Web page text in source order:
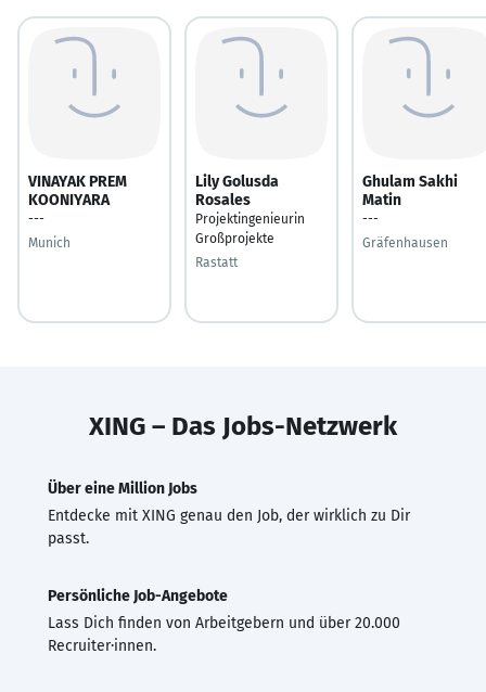
VINAYAK PREM
KOONIYARA
---
Munich
Lily Golusda
Rosales
Projektingenieurin
Großprojekte
Rastatt
Ghulam Sakhi
Matin
---
Gräfenhausen
XING – Das Jobs-Netzwerk
Über eine Million Jobs
Entdecke mit XING genau den Job, der wirklich zu Dir
passt.
Persönliche Job-Angebote
Lass Dich finden von Arbeitgebern und über 20.000
Recruiter·innen.